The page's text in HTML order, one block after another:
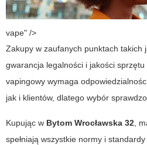
vape" />
Zakupy w zaufanych punktach takich
gwarancja legalności i jakości
vapingowy wymaga
jak i klientów, dlatego wybór
Kupując w Bytom Wrocławska 32 ,
spełniają wszystkie normy i